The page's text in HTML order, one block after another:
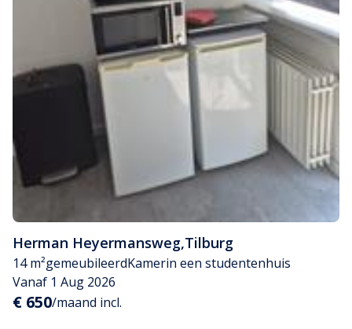
Herman Heyermansweg,Tilburg
14 m²gemeubileerdKamerin een studentenhuis
Vanaf 1 Aug 2026
€ 650/maand incl.